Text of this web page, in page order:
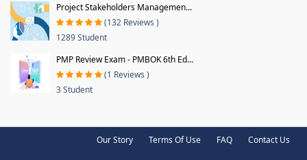
Project Stakeholders Managemen...
(132 Reviews )
1289 Student
PMP Review Exam - PMBOK 6th Ed...
(1 Reviews )
3 Student
Our Story Terms Of Use FAQ Contact Us